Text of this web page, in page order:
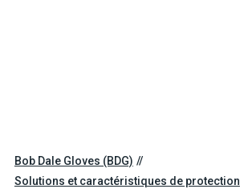
Bob Dale Gloves (BDG)
Solutions et caractéristiques de protection